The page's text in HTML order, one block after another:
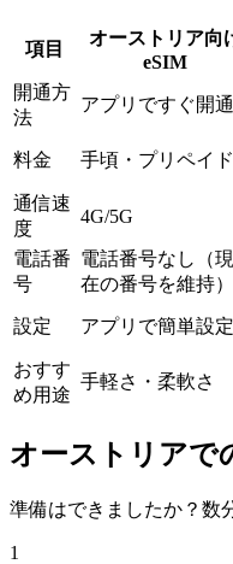
項目
オーストリア向
eSIM
開通方
法
アプリですぐ開通
料金 手頃・プリペイド
通信速
度
4G/5G
電話番
号
電話番号なし（現
在の番号を維持）
設定 アプリで簡単設定
おすす
め用途
手軽さ・柔軟さ
オーストリアで
準備はできましたか？数
1